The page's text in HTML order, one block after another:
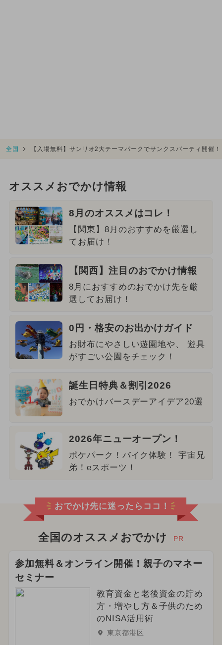
全国 【入場無料】サンリオ2大テーマパークでサンクスパーティ開催！
オススメおでかけ情報
8月のオススメはコレ！
【関東】8月のおすすめを厳選し
てお届け！
【関西】注目のおでかけ情報
8月におすすめのおでかけ先を厳
選してお届け！
0円・格安のお出かけガイド
お財布にやさしい遊園地や、 遊具
がすごい公園をチェック！
誕生日特典＆割引2026
おでかけバースデーアイデア20選
2026年ニューオープン！
ポケパーク！バイク体験！ 宇宙兄
弟！eスポーツ！
おでかけ先に迷ったらココ！
全国のオススメおでかけ PR
参加無料＆オンライン開催！親子のマネー
セミナー
教育資金と老後資金の貯め
方・増やし方＆子供のため
のNISA活用術
東京都港区